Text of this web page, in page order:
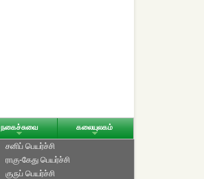
நகைச்சுவை கலையுலகம்
சனிப் பெயர்ச்சி
ராகு-கேது பெயர்ச்சி
குருப் பெயர்ச்சி